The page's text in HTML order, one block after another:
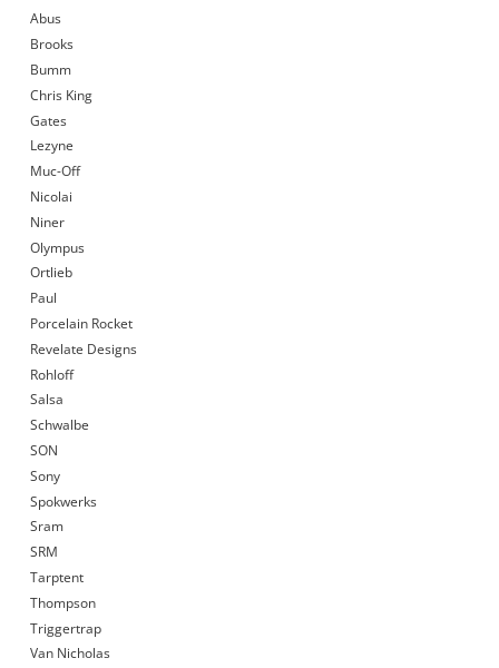
Abus
Brooks
Bumm
Chris King
Gates
Lezyne
Muc-Off
Nicolai
Niner
Olympus
Ortlieb
Paul
Porcelain Rocket
Revelate Designs
Rohloff
Salsa
Schwalbe
SON
Sony
Spokwerks
Sram
SRM
Tarptent
Thompson
Triggertrap
Van Nicholas